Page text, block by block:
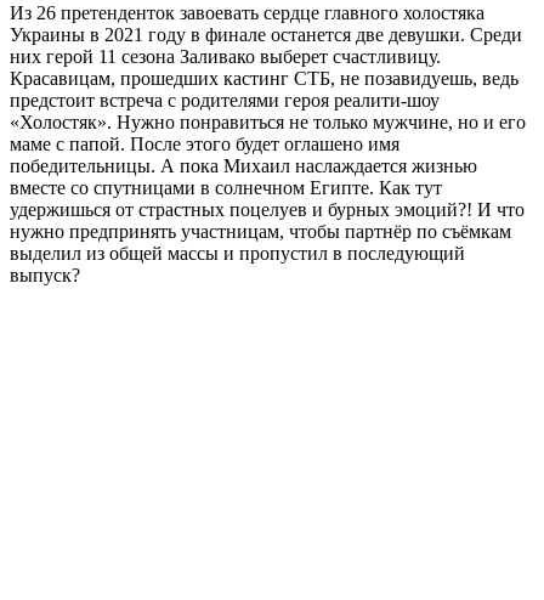
Из 26 претенденток завоевать сердце главного холостяка
Украины в 2021 году в финале останется две девушки. Среди
них герой 11 сезона Заливако выберет счастливицу.
Красавицам, прошедших кастинг СТБ, не позавидуешь, ведь
предстоит встреча с родителями героя реалити-шоу
«Холостяк». Нужно понравиться не только мужчине, но и его
маме с папой. После этого будет оглашено имя
победительницы. А пока Михаил наслаждается жизнью
вместе со спутницами в солнечном Египте. Как тут
удержишься от страстных поцелуев и бурных эмоций?! И что
нужно предпринять участницам, чтобы партнёр по съёмкам
выделил из общей массы и пропустил в последующий
выпуск?